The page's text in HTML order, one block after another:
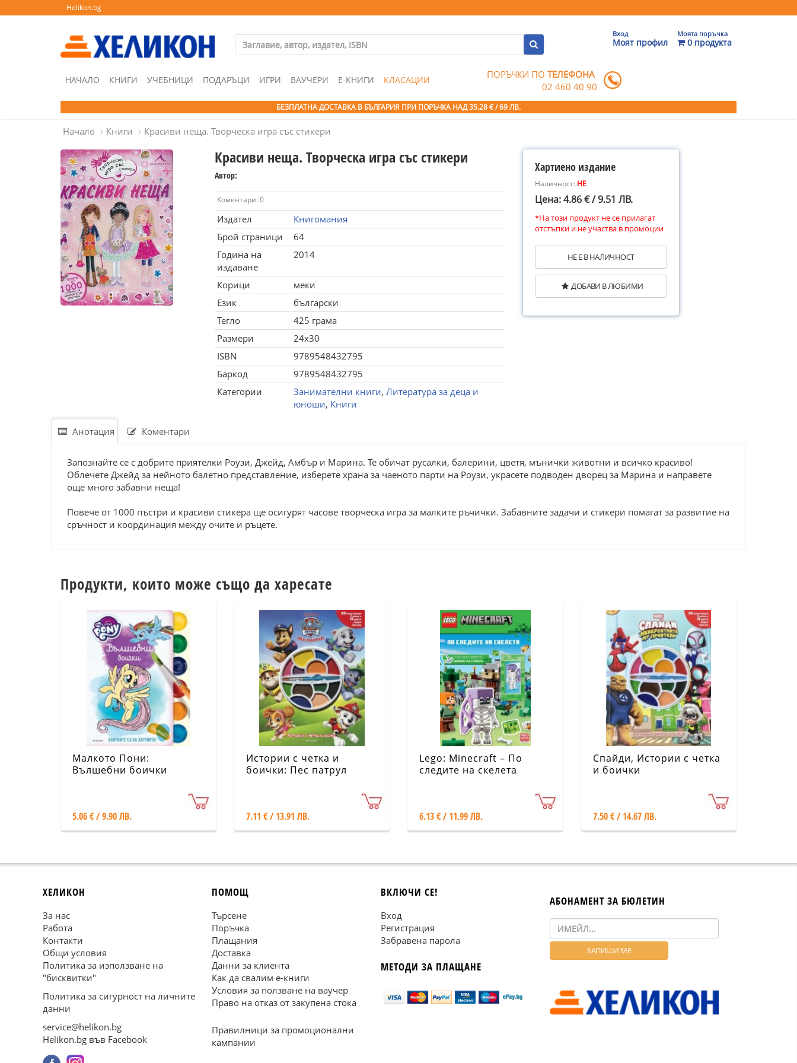
Helikon.bg
Вход
Моят профил
Моята поръчка
0 продукта
НАЧАЛО КНИГИ УЧЕБНИЦИ ПОДАРЪЦИ ИГРИ ВАУЧЕРИ Е-КНИГИ КЛАСАЦИИ ПОРЪЧКИ ПОТЕЛЕФОНА
02 460 40 90
БЕЗПЛАТНА ДОСТАВКА В БЪЛГАРИЯ ПРИ ПОРЪЧКА НАД 35.28 € / 69 ЛВ.
Начало Книги Красиви неща. Творческа игра със стикери
Красиви неща. Творческа игра със стикери
Автор:
Коментари: 0
Издател
Книгомания
Брой страници
64
Година на
издаване
2014
Корици
меки
Език
български
Тегло
425 грама
Размери
24x30
ISBN
9789548432795
Баркод
9789548432795
Категории
Занимателни книги, Литература за деца и
юноши, Книги
Хартиено издание
Наличност: НЕ
Цена: 4.86 € / 9.51 ЛВ.
*На този продукт не се прилагат
отстъпки и не участва в промоции
НЕ Е В НАЛИЧНОСТ
ДОБАВИ В ЛЮБИМИ
Анотация Коментари
Запознайте се с добрите приятелки Роузи, Джейд, Амбър и Марина. Те обичат русалки, балерини, цветя, мънички животни и всичко красиво!
Облечете Джейд за нейното балетно представление, изберете храна за чаеното парти на Роузи, украсете подводен дворец за Марина и направете
още много забавни неща!
Повече от 1000 пъстри и красиви стикера ще осигурят часове творческа игра за малките ръчички. Забавните задачи и стикери помагат за развитие на
сръчност и координация между очите и ръцете.
Продукти, които може също да харесате
Малкото Пони:
Вълшебни боички
5.06 € / 9.90 ЛВ.
Истории с четка и
боички: Пес патрул
7.11 € / 13.91 ЛВ.
Lego: Minecraft – По
следите на скелета
6.13 € / 11.99 ЛВ.
Спайди, Истории с четка
и боички
7.50 € / 14.67 ЛВ.
ХЕЛИКОН
За нас
Работа
Контакти
Общи условия
Политика за използване на
"бисквитки"
Политика за сигурност на личните
данни
service@helikon.bg
Helikon.bg във Facebook
ПОМОЩ
Търсене
Поръчка
Плащания
Доставка
Данни за клиента
Как да свалим е-книги
Условия за ползване на ваучер
Право на отказ от закупена стока
Правилници за промоционални
кампании
ВКЛЮЧИ СЕ!
Вход
Регистрация
Забравена парола
МЕТОДИ ЗА ПЛАЩАНЕ
АБОНАМЕНТ ЗА БЮЛЕТИН